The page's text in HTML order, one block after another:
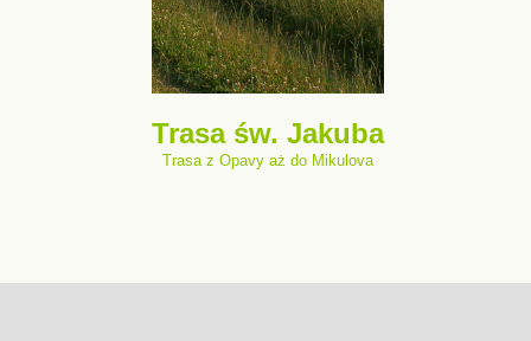
Trasa św. Jakuba
Trasa z Opavy aż do Mikulova